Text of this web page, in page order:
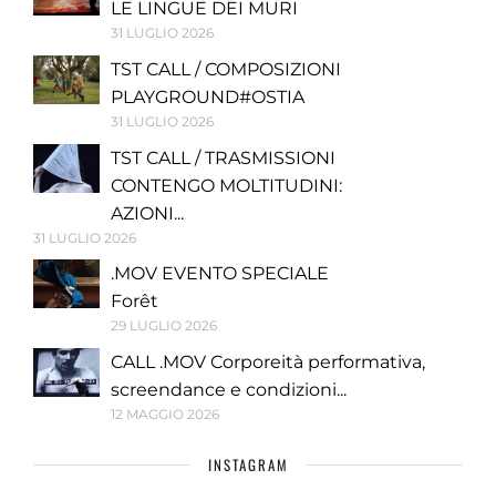
LE LINGUE DEI MURI
31 LUGLIO 2026
TST CALL / COMPOSIZIONI
PLAYGROUND#OSTIA
31 LUGLIO 2026
TST CALL / TRASMISSIONI
CONTENGO MOLTITUDINI:
AZIONI...
31 LUGLIO 2026
.MOV EVENTO SPECIALE
Forêt
29 LUGLIO 2026
CALL .MOV Corporeità performativa,
screendance e condizioni...
12 MAGGIO 2026
INSTAGRAM